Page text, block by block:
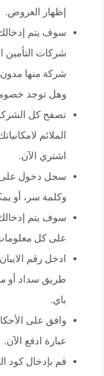
إظهار العروض.
سوف يتم
شركات التأمين
شركة منها
وهل توجد
تصفح كل
الملائم
اشتري الآن.
سجل دخول على
وكلمة سر، أو
سوف يتم
على كل
ادخل رقم
طريق سداد أو
باي.
وافق على
عبارة ادفع الآن.
قم بإدخال كود